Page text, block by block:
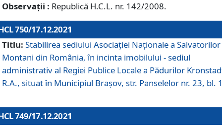
Observații : Republică H.C.L. nr. 142/2008.
750/17.12.2021
Titlu: Stabilirea sediului Asociației Naționale a Salvatorilor
Montani din România, în incinta imobilului - sediul
administrativ al Regiei Publice Locale a Pădurilor
R.A., situat în Municipiul Braşov, str. Panselelor nr. 23, bl.
749/17.12.2021